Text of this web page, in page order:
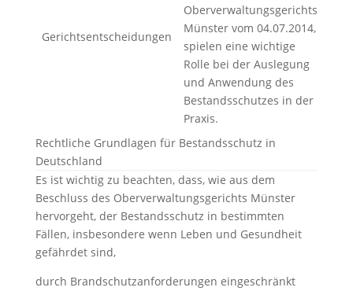
Gerichtsentscheidungen
Oberverwaltungsgerichts
Münster vom 04.07.2014,
spielen eine wichtige
Rolle bei der Auslegung
und Anwendung des
Bestandsschutzes in der
Praxis.
Rechtliche Grundlagen für Bestandsschutz in
Deutschland
Es ist wichtig zu beachten, dass, wie aus dem
Beschluss des Oberverwaltungsgerichts Münster
hervorgeht, der Bestandsschutz in bestimmten
Fällen, insbesondere wenn Leben und Gesundheit
gefährdet sind,
durch Brandschutzanforderungen eingeschränkt